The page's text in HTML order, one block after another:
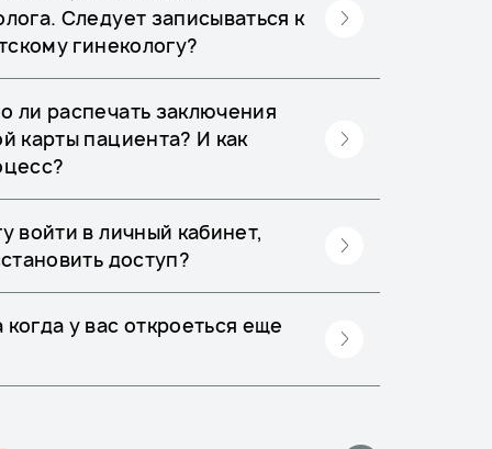
Следует записываться к
гинекологу?
ли распечать заключения
карты пациента? И как
войти в личный кабинет,
доступ?
у вас откроеться еще